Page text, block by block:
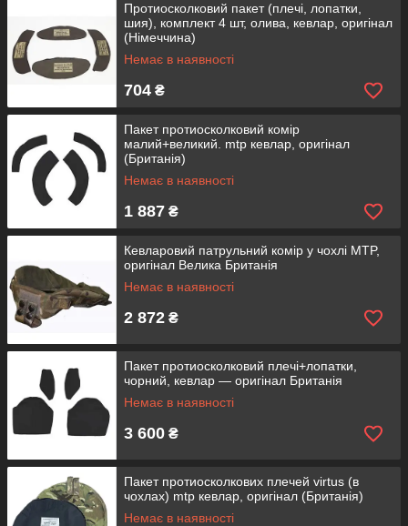
Протиосколковий пакет (плечі, лопатки,
шия), комплект 4 шт, олива, кевлар, оригінал
(Німеччина)
Немає в наявності
704 ₴
Пакет протиосколковий комір
малий+великий. mtp кевлар, оригінал
(Британія)
Немає в наявності
1 887 ₴
Кевларовий патрульний комір у чохлі MTP,
оригінал Велика Британія
Немає в наявності
2 872 ₴
Пакет протиосколковий плечі+лопатки,
чорний, кевлар — оригінал Британія
Немає в наявності
3 600 ₴
Пакет протиосколкових плечей virtus (в
чохлах) mtp кевлар, оригінал (Британія)
Немає в наявності